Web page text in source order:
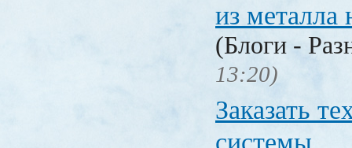
из
(Блоги -
13:20)
Заказать